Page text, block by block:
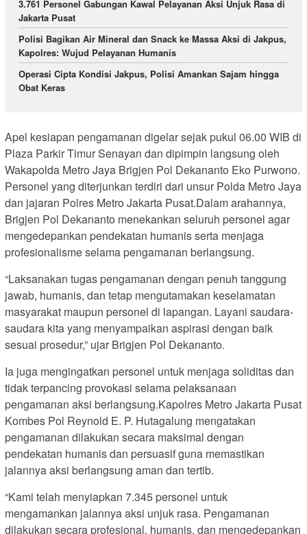
3.761 Personel Gabungan Kawal Pelayanan Aksi Unjuk Rasa di
Jakarta Pusat
Polisi Bagikan Air Mineral dan Snack ke Massa Aksi di Jakpus,
Kapolres: Wujud Pelayanan Humanis
Operasi Cipta Kondisi Jakpus, Polisi Amankan Sajam hingga
Obat Keras
Apel kesiapan pengamanan digelar sejak pukul 06.00 WIB di
Plaza Parkir Timur Senayan dan dipimpin langsung oleh
Wakapolda Metro Jaya Brigjen Pol Dekananto Eko Purwono.
Personel yang diterjunkan terdiri dari unsur Polda Metro Jaya
dan jajaran Polres Metro Jakarta Pusat.Dalam arahannya,
Brigjen Pol Dekananto menekankan seluruh personel agar
mengedepankan pendekatan humanis serta menjaga
profesionalisme selama pengamanan berlangsung.
“Laksanakan tugas pengamanan dengan penuh tanggung
jawab, humanis, dan tetap mengutamakan keselamatan
masyarakat maupun personel di lapangan. Layani saudara-
saudara kita yang menyampaikan aspirasi dengan baik
sesuai prosedur,” ujar Brigjen Pol Dekananto.
Ia juga mengingatkan personel untuk menjaga soliditas dan
tidak terpancing provokasi selama pelaksanaan
pengamanan aksi berlangsung.Kapolres Metro Jakarta Pusat
Kombes Pol Reynold E. P. Hutagalung mengatakan
pengamanan dilakukan secara maksimal dengan
pendekatan humanis dan persuasif guna memastikan
jalannya aksi berlangsung aman dan tertib.
“Kami telah menyiapkan 7.345 personel untuk
mengamankan jalannya aksi unjuk rasa. Pengamanan
dilakukan secara profesional, humanis, dan mengedepankan